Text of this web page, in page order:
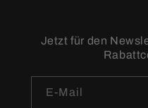
Jetzt für den
E-Mail